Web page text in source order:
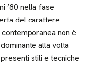
’80 nella fase
del carattere
non è
alla volta
stili e tecniche